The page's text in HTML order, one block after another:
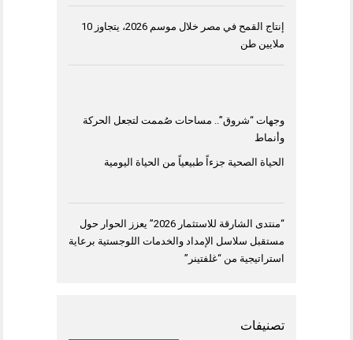
إنتاج القمح في مصر خلال موسم 2026، يتجاوز 10
ملايين طن
وجهات “شروق”.. مساحات صُممت لتجعل الحركة
وأنماط
الحياة الصحية جزءاً طبيعياً من الحياة اليومية
“منتدى الشارقة للاستثمار 2026” يعزز الحوار حول
مستقبل سلاسل الإمداد والخدمات اللوجستية برعاية
استراتيجية من “غلفتينر”
تصنيفات